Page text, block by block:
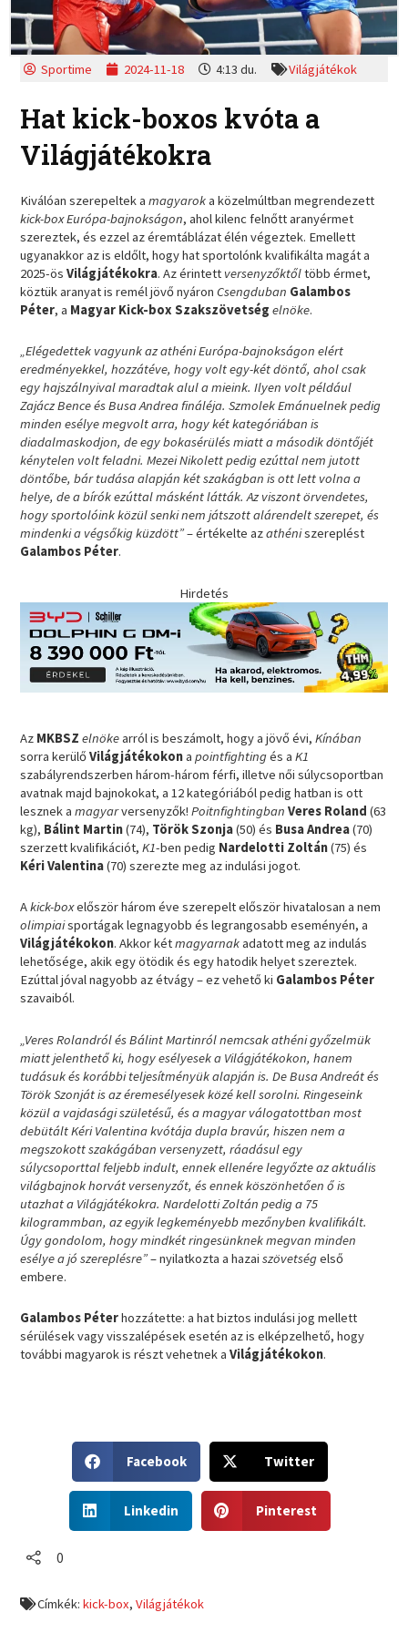
Sportime 2024-11-18 4:13 du. Világjátékok
Hat kick-boxos kvóta a
Világjátékokra
Kiválóan szerepeltek amagyaroka közelmúltban megrendezett
kick-box Európa-bajnokságon, ahol kilenc felnőtt aranyérmet
szereztek, és ezzel az éremtáblázat élén végeztek. Emellett
ugyanakkor az is eldőlt, hogy hat sportolónk kvalifikálta magát a
2025-ösVilágjátékokra. Az érintett versenyzőktőltöbb érmet,
köztük aranyat is remél jövő nyáronCsengduban Galambos
Péter, a Magyar Kick-box Szakszövetség elnöke.
„Elégedettek vagyunk az athéni Európa-bajnokságon elért
eredményekkel, hozzátéve, hogy volt egy-két döntő, ahol csak
egy hajszálnyival maradtak alul a mieink. Ilyen volt például
Zajácz Bence és Busa Andrea fináléja. Szmolek Emánuelnek pedig
minden esélye megvolt arra, hogy két kategóriában is
diadalmaskodjon, de egy bokasérülés miatt a második döntőjét
kénytelen volt feladni. Mezei Nikolett pedig ezúttal nem jutott
döntőbe, bár tudása alapján két szakágban is ott lett volna a
helye, de a bírók ezúttal másként látták. Az viszont örvendetes,
hogy sportolóink közül senki nem játszott alárendelt szerepet, és
mindenki a végsőkig küzdött”– értékelte azathéniszereplést
Galambos Péter.
Hirdetés
Az MKBSZ elnökearról is beszámolt, hogy a jövő évi,Kínában
sorra kerülőVilágjátékokonapointfightingés aK1
szabályrendszerben három-három férfi, illetve női súlycsoportban
avatnak majd bajnokokat, a 12 kategóriából pedig hatban is ott
lesznek amagyarversenyzők!Poitnfightingban Veres Roland (63
kg), Bálint Martin(74), Török Szonja(50) és BusaAndrea(70)
szerzett kvalifikációt,K1-ben pedig Nardelotti Zoltán(75) és
Kéri Valentina(70) szerezte meg az indulási jogot.
Akick-boxelőször három éve szerepelt először hivatalosan a nem
olimpiaisportágak legnagyobb és legrangosabb eseményén, a
Világjátékokon. Akkor kétmagyarnakadatott meg az indulás
lehetősége, akik egy ötödik és egy hatodik helyet szereztek.
Ezúttal jóval nagyobb az étvágy – ez vehető ki Galambos Péter
szavaiból.
„Veres Rolandról és Bálint Martinról nemcsak athéni győzelmük
miatt jelenthető ki, hogy esélyesek a Világjátékokon, hanem
tudásuk és korábbi teljesítményük alapján is. De Busa Andreát és
Török Szonját is az éremesélyesek közé kell sorolni. Ringeseink
közül a vajdasági születésű, és a magyar válogatottban most
debütált Kéri Valentina kvótája dupla bravúr, hiszen nem a
megszokott szakágában versenyzett, ráadásul egy
súlycsoporttal feljebb indult, ennek ellenére legyőzte az aktuális
világbajnok horvát versenyzőt, és ennek köszönhetően ő is
utazhat a Világjátékokra. Nardelotti Zoltán pedig a 75
kilogrammban, az egyik legkeményebb mezőnyben kvalifikált.
Úgy gondolom, hogy mindkét ringesünknek megvan minden
esélye a jó szereplésre”– nyilatkozta a hazaiszövetségelső
embere.
Galambos Péterhozzátette: a hat biztos indulási jog mellett
sérülések vagy visszalépések esetén az is elképzelhető, hogy
további magyarok is részt vehetnek aVilágjátékokon.
h
a
r
Facebook
h
a
Twitter
h
a
n
Linkedin
h
a
Pinterest
0
Címkék:kick-box,Világjátékok